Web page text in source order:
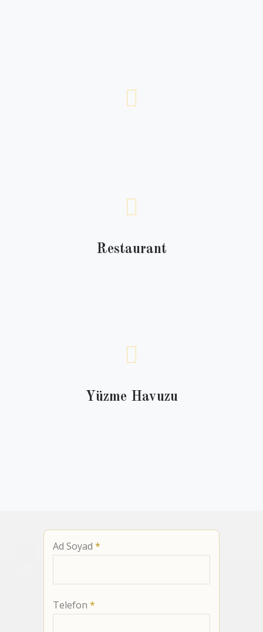
Restaurant
Yüzme Havuzu
Ad Soyad *
Telefon *